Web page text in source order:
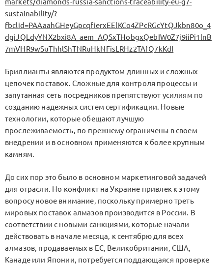
sustainability/?
fbclid=PAAaahGHeyGpcqfierxEElKCo4ZPcRGcYtQJkbn80o_4
dgiJQLdyYNX2bxi8A_aem_AQSxTHobgxQebIW0Z7j9iiPi1lnB
7mVHR9wSuThhlShTNRuHkNFisLRHz2TAfQ7kKdI
Бриллианты являются продуктом длинных и сложных
цепочек поставок. Сложные для контроля процессы и
запутанная сеть посредников препятствуют усилиям по
созданию надежных систем сертификации. Новые
технологии, которые обещают лучшую
прослеживаемость, по-прежнему ограничены в своем
внедрении и в основном применяются к более крупным
камням.
До сих пор это было в основном маркетинговой задачей
для отрасли. Но конфликт на Украине привлек к этому
вопросу новое внимание, поскольку примерно треть
мировых поставок алмазов производится в России. В
соответствии с новыми санкциями, которые начали
действовать в начале месяца, к сентябрю для всех
алмазов, продаваемых в ЕС, Великобритании, США,
Канаде или Японии, потребуется поддающаяся проверке